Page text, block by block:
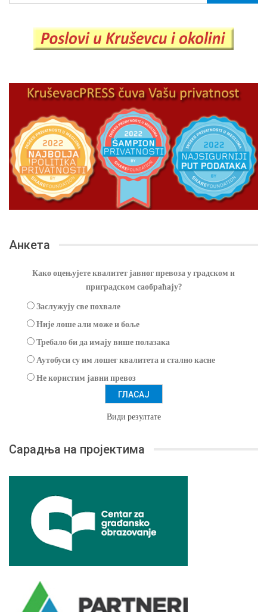
Анкета
Како оцењујете квалитет јавног превоза у градском и
приградском саобраћају?
Заслужују све похвале
Није лоше али може и боље
Требало би да имају више полазака
Аутобуси су им лошег квалитета и стално касне
Не користим јавни превоз
Види резултате
Сарадња на пројектима